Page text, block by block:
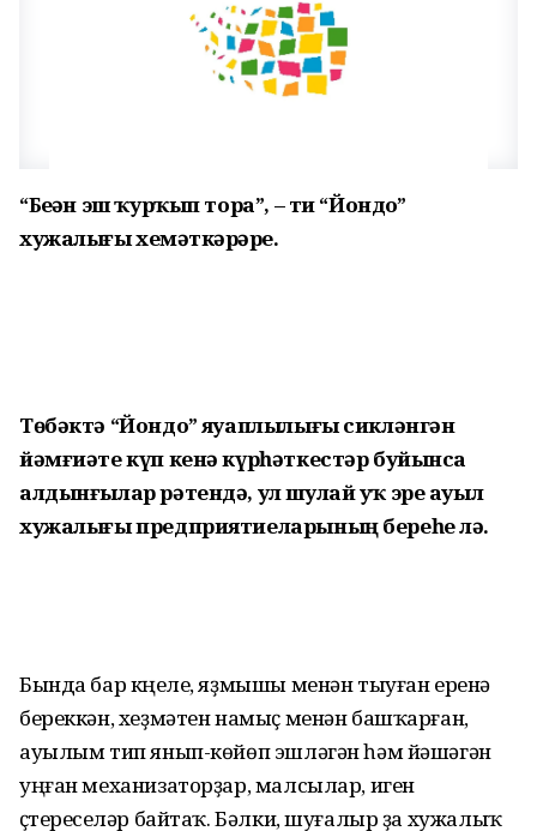
“Беҙҙән эш ҡурҡып тора”, – ти “Йондоҙ”
хужалығы хеҙмәткәрҙәре.
Төбәктә “Йондоҙ” яуаплылығы сикләнгән
йәмғиәте күп кенә күрһәткестәр буйынса
алдынғылар рәтендә, ул шулай уҡ эре ауыл
хужалығы предприятиеларының береһе лә.
Бында бар күңеле, яҙмышы ме­нән тыуған еренә
береккән, хеҙмәтен намыҫ менән башҡарған,
ауылым тип янып-көйөп эшләгән һәм йәшә­гән
уңған механизаторҙар, малсылар, иген
үҫтереүселәр байтаҡ. Бәл­ки, шуғалыр ҙа хужалыҡ